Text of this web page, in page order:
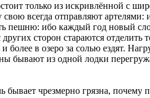
только из искривлённой с
всегда отправляют
пешню: ибо каждый год новый
сторон стараются
в озеро за солью ездят.
бывают из одной лодки
чрезмерно грязна,